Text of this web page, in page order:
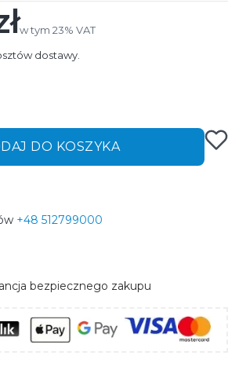
w tym 23% VAT
w tym 23% VAT
dostawy.
DO KOSZYKA
+48 512799000
bezpiecznego zakupu